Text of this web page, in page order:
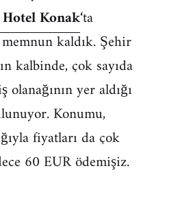
Konak‘ta
kaldık. Şehir
kalbinde, çok sayıda
olanağının yer aldığı
Konumu,
fiyatları da çok
60 EUR ödemişiz.